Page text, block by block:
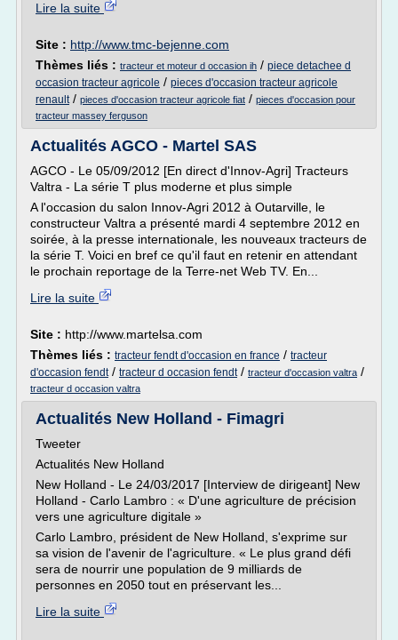
Lire la suite
Site : http://www.tmc-bejenne.com
Thèmes liés : tracteur et moteur d occasion ih / piece detachee d
occasion tracteur agricole / pieces d'occasion tracteur agricole
renault/ pieces d'occasion tracteur agricole fiat / pieces d'occasion pour
tracteur massey ferguson
Actualités AGCO - Martel SAS
AGCO - Le 05/09/2012 [En direct d'Innov-Agri] Tracteurs
Valtra - La série T plus moderne et plus simple
A l'occasion du salon Innov-Agri 2012 à Outarville, le
constructeur Valtra a présenté mardi 4 septembre 2012 en
soirée, à la presse internationale, les nouveaux tracteurs de
la série T. Voici en bref ce qu'il faut en retenir en attendant
le prochain reportage de la Terre-net Web TV. En...
Lire la suite
Site : http://www.martelsa.com
Thèmes liés : tracteur fendt d'occasion en france / tracteur
d'occasion fendt/ tracteur d occasion fendt/ tracteur d'occasion valtra /
tracteur d occasion valtra
Actualités New Holland - Fimagri
Tweeter
Actualités New Holland
New Holland - Le 24/03/2017 [Interview de dirigeant] New
Holland - Carlo Lambro : « D'une agriculture de précision
vers une agriculture digitale »
Carlo Lambro, président de New Holland, s'exprime sur
sa vision de l'avenir de l'agriculture. « Le plus grand défi
sera de nourrir une population de 9 milliards de
personnes en 2050 tout en préservant les...
Lire la suite